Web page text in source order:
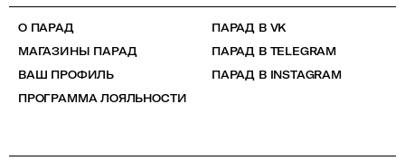
О ПАРАД
МАГАЗИНЫ ПАРАД
ВАШ ПРОФИЛЬ
ПРОГРАММА ЛОЯЛЬНОСТИ
ПАРАД В VK
ПАРАД В TELEGRAM
ПАРАД В INSTAGRAM